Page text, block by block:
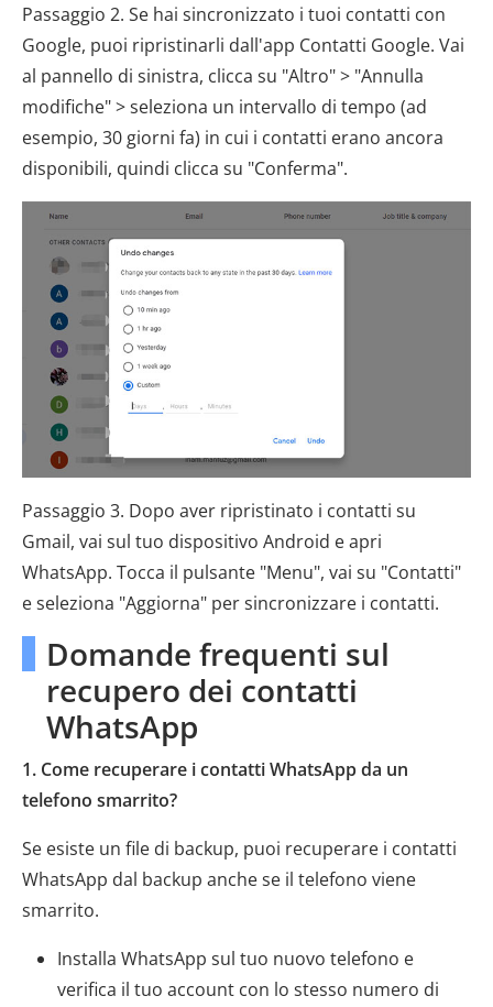
Passaggio 2. Se hai sincronizzato i tuoi contatti con
Google, puoi ripristinarli dall'app Contatti Google. Vai
al pannello di sinistra, clicca su "Altro" > "Annulla
modifiche" > seleziona un intervallo di tempo (ad
esempio, 30 giorni fa) in cui i contatti erano ancora
disponibili, quindi clicca su "Conferma".
Passaggio 3. Dopo aver ripristinato i contatti su
Gmail, vai sul tuo dispositivo Android e apri
WhatsApp. Tocca il pulsante "Menu", vai su "Contatti"
e seleziona "Aggiorna" per sincronizzare i contatti.
Domande frequenti sul
recupero dei contatti
WhatsApp
1. Come recuperare i contatti WhatsApp da un
telefono smarrito?
Se esiste un file di backup, puoi recuperare i contatti
WhatsApp dal backup anche se il telefono viene
smarrito.
Installa WhatsApp sul tuo nuovo telefono e
verifica il tuo account con lo stesso numero di